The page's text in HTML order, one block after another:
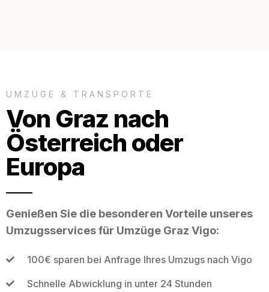
UMZÜGE & TRANSPORTE
Von Graz nach
Österreich oder
Europa
Genießen Sie die besonderen Vorteile unseres
Umzugsservices für Umzüge Graz Vigo:
100€ sparen bei Anfrage Ihres Umzugs nach Vigo
Schnelle Abwicklung in unter 24 Stunden